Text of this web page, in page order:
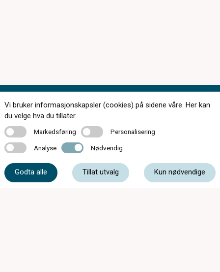
Kontakt oss
Vi bruker informasjonskapsler (cookies) på sidene våre. Her kan
du velge hva du tillater.
MarkedsføringMarkedsføring PersonaliseringPersonalisering
Analyse Analyse Nødvendig Nødvendig
Godta alle Tillat utvalg Kun nødvendige